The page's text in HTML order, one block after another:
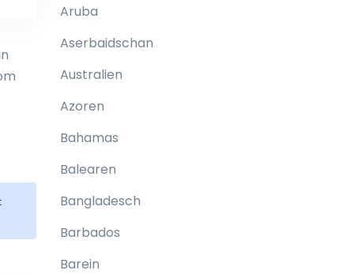
Aruba
Aserbaidschan
Australien
Azoren
Bahamas
Balearen
Bangladesch
Barbados
Barein